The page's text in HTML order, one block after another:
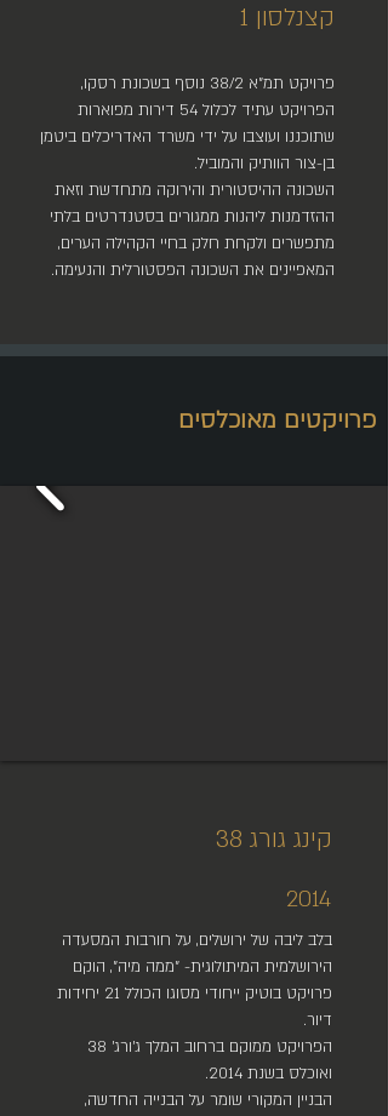
קצנלסון 1
פרויקט תמ"א 38/2 נוסף בשכונת רסקו,
הפרויקט עתיד לכלול 54 דירות מפוארות
שתוכננו ועוצבו על ידי משרד האדריכלים ביטמן
בן-צור הוותיק והמוביל.
השכונה ההיסטורית והירוקה מתחדשת וזאת
ההזדמנות ליהנות ממגורים בסטנדרטים בלתי
מתפשרים ולקחת חלק בחיי הקהילה הערים,
המאפיינים את השכונה הפסטורלית והנעימה.
פרויקטים מאוכלסים
קינג גורג 38
2014
בלב ליבה של ירושלים, על חורבות המסעדה
הירושלמית המיתולוגית- "ממה מיה", הוקם
פרויקט בוטיק ייחודי מסוגו הכולל 21 יחידות
דיור.
הפרויקט ממוקם ברחוב המלך ג'ורג' 38
ואוכלס בשנת 2014.
הבניין המקורי שומר על הבנייה החדשה,